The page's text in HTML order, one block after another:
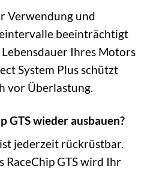
Verwendung und
beeinträchtigt
Lebensdauer Ihres Motors
System Plus schützt
vor Überlastung.
GTS wieder ausbauen?
ist jederzeit rückrüstbar.
RaceChip GTS wird Ihr